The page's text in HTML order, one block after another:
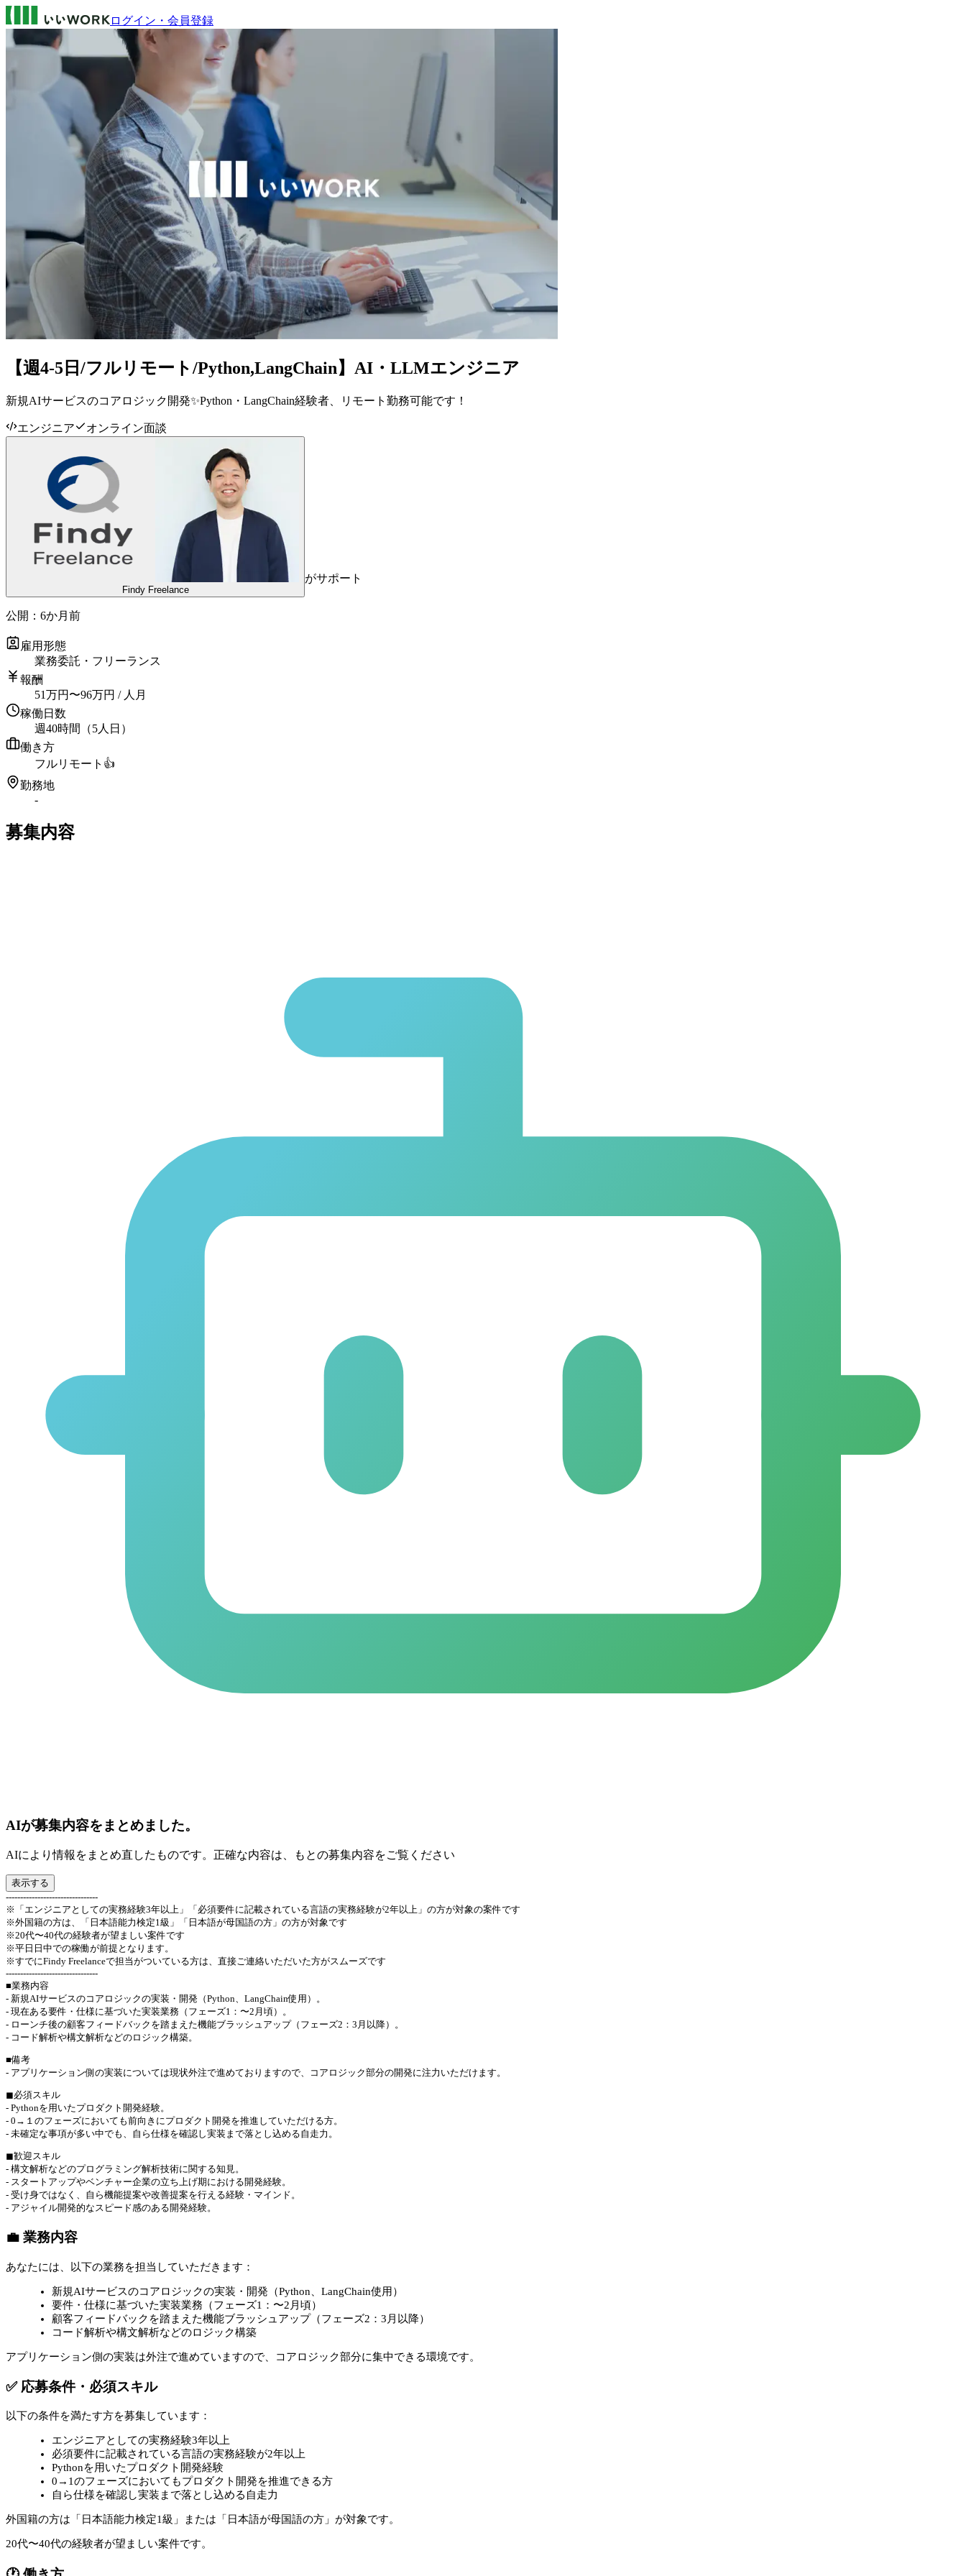
ログイン・会員登録
【週4-5日/フルリモート/Python,LangChain】AI・LLMエンジニア
新規AIサービスのコアロジック開発✨Python・LangChain経験者、リモート勤務可能です！
エンジニア オンライン面談
Findy Freelance
がサポート
公開： 6か月前
雇用形態
業務委託・フリーランス
報酬
51万円 〜96万円 / 人月
稼働日数
週40時間（5人日）
働き方
フルリモート 👍
勤務地
-
募集内容
AIが募集内容をまとめました。
AIにより情報をまとめ直したものです。正確な内容は、もとの募集内容をご覧ください
表示する
--------------------------------
※「エンジニアとしての実務経験3年以上」「必須要件に記載されている言語の実務経験が2年以上」の方が対象の案件です
※外国籍の方は、「日本語能力検定1級」「日本語が母国語の方」の方が対象です
※20代〜40代の経験者が望ましい案件です
※平日日中での稼働が前提となります。
※すでにFindy Freelanceで担当がついている方は、直接ご連絡いただいた方がスムーズです
--------------------------------
■業務内容
- 新規AIサービスのコアロジックの実装・開発（Python、LangChain使用）。
- 現在ある要件・仕様に基づいた実装業務（フェーズ1：〜2月頃）。
- ローンチ後の顧客フィードバックを踏まえた機能ブラッシュアップ（フェーズ2：3月以降）。
- コード解析や構文解析などのロジック構築。
■備考
- アプリケーション側の実装については現状外注で進めておりますので、コアロジック部分の開発に注力いただけます。
◼︎必須スキル
- Pythonを用いたプロダクト開発経験。
- 0→１のフェーズにおいても前向きにプロダクト開発を推進していただける方。
- 未確定な事項が多い中でも、自ら仕様を確認し実装まで落とし込める自走力。
◼︎歓迎スキル
- 構文解析などのプログラミング解析技術に関する知見。
- スタートアップやベンチャー企業の立ち上げ期における開発経験。
- 受け身ではなく、自ら機能提案や改善提案を行える経験・マインド。
- アジャイル開発的なスピード感のある開発経験。
💼 業務内容
あなたには、以下の業務を担当していただきます：
新規AIサービスのコアロジックの実装・開発（Python、LangChain使用）
要件・仕様に基づいた実装業務（フェーズ1：〜2月頃）
顧客フィードバックを踏まえた機能ブラッシュアップ（フェーズ2：3月以降）
コード解析や構文解析などのロジック構築
アプリケーション側の実装は外注で進めていますので、コアロジック部分に集中できる環境です。
✅ 応募条件・必須スキル
以下の条件を満たす方を募集しています：
エンジニアとしての実務経験3年以上
必須要件に記載されている言語の実務経験が2年以上
Pythonを用いたプロダクト開発経験
0→1のフェーズにおいてもプロダクト開発を推進できる方
自ら仕様を確認し実装まで落とし込める自走力
外国籍の方は「日本語能力検定1級」または「日本語が母国語の方」が対象です。
20代〜40代の経験者が望ましい案件です。